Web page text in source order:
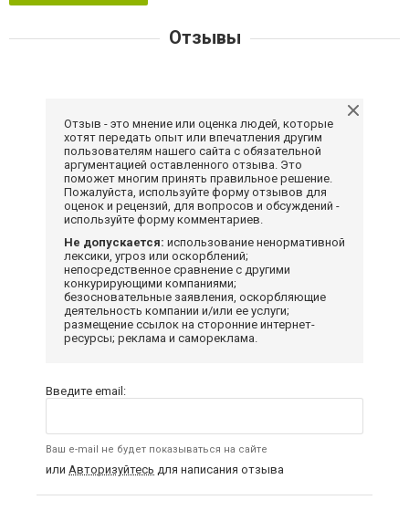
Отзывы
Отзыв - это мнение или оценка людей, которые
хотят передать опыт или впечатления другим
пользователям нашего сайта с обязательной
аргументацией оставленного отзыва. Это
поможет многим принять правильное решение.
Пожалуйста, используйте форму отзывов для
оценок и рецензий, для вопросов и обсуждений -
используйте форму комментариев.
Не допускается: использование ненормативной
лексики, угроз или оскорблений;
непосредственное сравнение с другими
конкурирующими компаниями;
безосновательные заявления, оскорбляющие
деятельность компании и/или ее услуги;
размещение ссылок на сторонние интернет-
ресурсы; реклама и самореклама.
Введите email:
Ваш e-mail не будет показываться на сайте
или Авторизуйтесь для написания отзыва